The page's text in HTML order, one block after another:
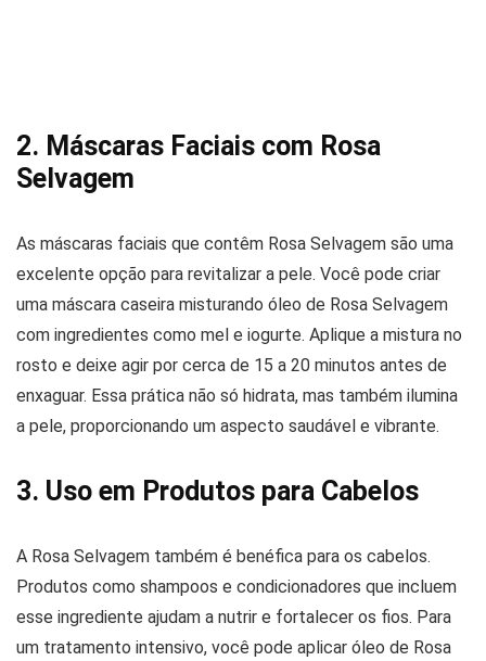
2. Máscaras Faciais com Rosa
Selvagem
As máscaras faciais que contêm Rosa Selvagem são uma
excelente opção para revitalizar a pele. Você pode criar
uma máscara caseira misturando óleo de Rosa Selvagem
com ingredientes como mel e iogurte. Aplique a mistura no
rosto e deixe agir por cerca de 15 a 20 minutos antes de
enxaguar. Essa prática não só hidrata, mas também ilumina
a pele, proporcionando um aspecto saudável e vibrante.
3. Uso em Produtos para Cabelos
A Rosa Selvagem também é benéfica para os cabelos.
Produtos como shampoos e condicionadores que incluem
esse ingrediente ajudam a nutrir e fortalecer os fios. Para
um tratamento intensivo, você pode aplicar óleo de Rosa